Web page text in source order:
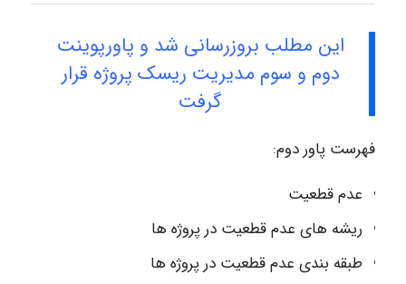
این مطلب بروزرسانی شد و پاورپوینت
دوم و سوم مدیریت ریسک پروژه قرار
گرفت
فهرست پاور دوم:
عدم قطعیت
ریشه های عدم قطعیت در پروژه ها
طبقه بندی عدم قطعیت در پروژه ها